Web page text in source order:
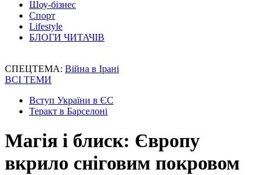
Шоу-бізнес
Спорт
Lifestyle
БЛОГИ ЧИТАЧІВ
СПЕЦТЕМА: Війна в Ірані
ВСІ ТЕМИ
Вступ України в ЄС
Теракт в Барселоні
Магія і блиск: Європу
вкрило сніговим покровом